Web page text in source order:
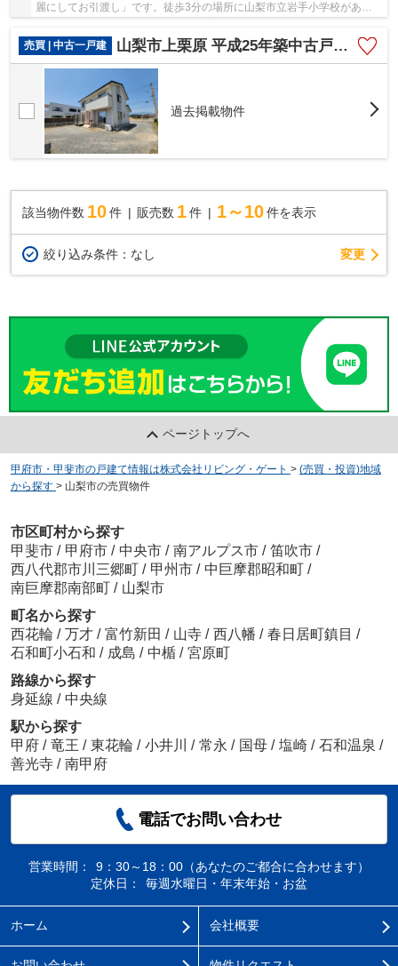
麗にしてお引渡し」です。徒歩3分の場所に山梨市立岩手小学校があり
売買 | 中古一戸建
山梨市上栗原 平成25年築中古戸建 リフォ済 敷地128坪
過去掲載物件
該当物件数 10件 販売数 1 件 1～10 件を表示
絞り込み条件： なし 変更
ページトップへ
甲府市・甲斐市の戸建て情報は株式会社リビング・ゲート > (売買・投資)地域
から探す > 山梨市の売買物件
市区町村から探す
甲斐市 / 甲府市 / 中央市 / 南アルプス市 / 笛吹市 /
西八代郡市川三郷町 / 甲州市 / 中巨摩郡昭和町 /
南巨摩郡南部町 / 山梨市
町名から探す
西花輪 / 万才 / 富竹新田 / 山寺 / 西八幡 / 春日居町鎮目 /
石和町小石和 / 成島 / 中楯 / 宮原町
路線から探す
身延線 / 中央線
駅から探す
甲府 / 竜王 / 東花輪 / 小井川 / 常永 / 国母 / 塩崎 / 石和温泉 /
善光寺 / 南甲府
電話でお問い合わせ
営業時間：
9：30～18：00（あなたのご都合に合わせます）
定休日：
毎週水曜日・年末年始・お盆
ホーム 会社概要